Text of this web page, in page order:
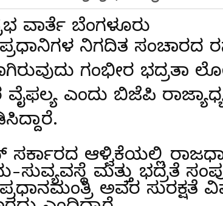
ವಾರ್ತೆ ಬೆಂಗಳೂರು
ನಿಗದಿತ ಸಂಚಾರದ
ಗಂಭೀರ ಭದ್ರತಾ
ವೈಫಲ್ಯ ಎಂದು ಬಿಜೆಪಿ
ಸರ್ಕಾರದ ಆಳ್ವಿಕೆಯಲ್ಲಿ
ಸುವ್ಯವಸ್ಥೆ ಮತ್ತು ಭದ್ರತೆ
ಅವರ